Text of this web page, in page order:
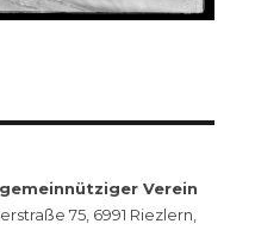
Verein
75, 6991 Riezlern,